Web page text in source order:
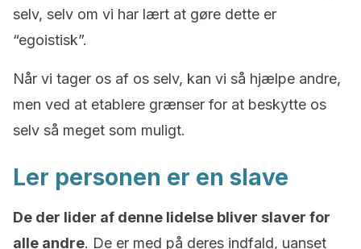
selv, selv om vi har lært at gøre dette er
“egoistisk”.
Når vi tager os af os selv, kan vi så hjælpe andre,
men ved at etablere grænser for at beskytte os
selv så meget som muligt.
Ler personen er en slave
De der lider af denne lidelse bliver slaver for
alle andre. De er med på deres indfald, uanset